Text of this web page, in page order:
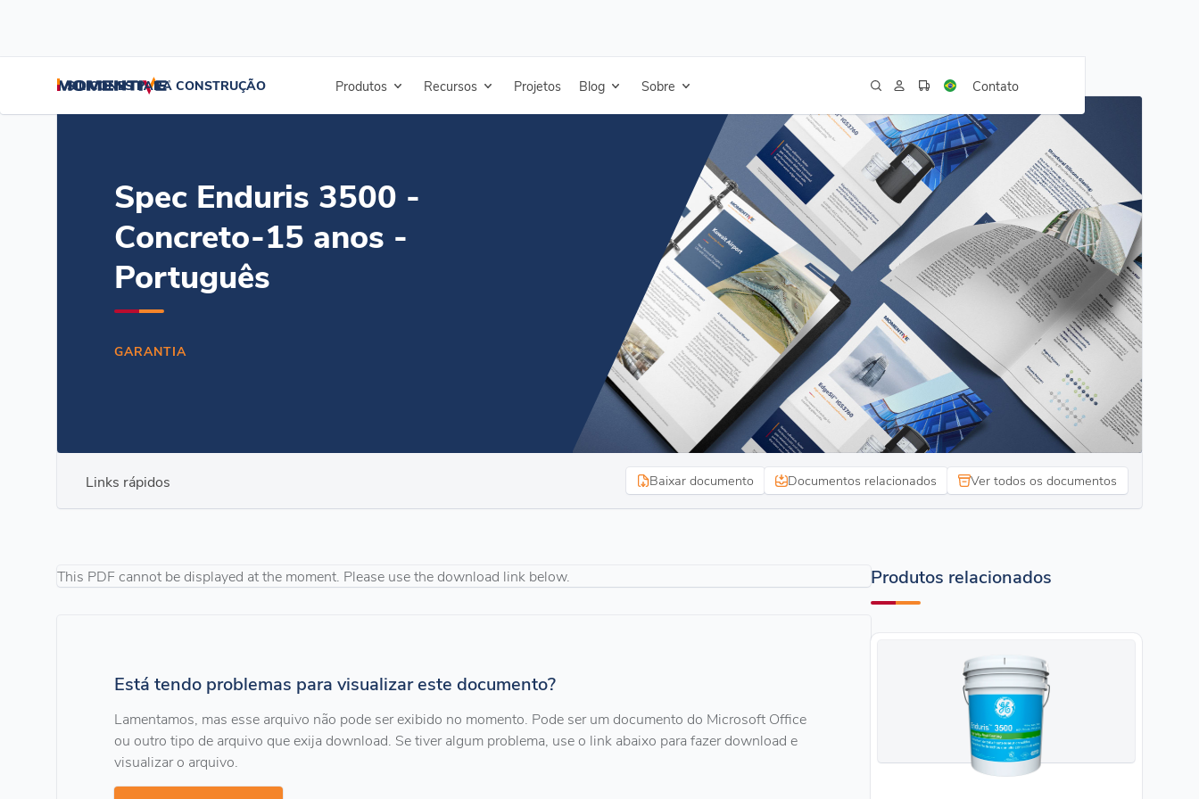
SILICONES PARA CONSTRUÇÃO Produtos Recursos Projetos Blog Sobre Contato
Início / Centro de documentos
Spec Enduris 3500 -
Concreto-15 anos -
Português
GARANTIA
Links rápidos Baixar documento Documentos relacionados Ver todos os documentos
This PDF cannot be displayed at the moment. Please use the download link below.
Está tendo problemas para visualizar este documento?
Lamentamos, mas esse arquivo não pode ser exibido no momento. Pode ser um documento do Microsoft Office
ou outro tipo de arquivo que exija download. Se tiver algum problema, use o link abaixo para fazer download e
visualizar o arquivo.
Produtos relacionados